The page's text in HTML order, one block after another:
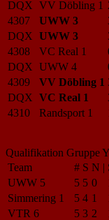
DQX VV Döbling 1
4307
UWW 3
DQX UWW 3
4308
VC Real 1
DQX UWW 4
4309
VV Döbling 1
DQX VC Real 1
4310
Randsport 1
Qualifikation Gruppe
Team
# S N |
UWW 5
5 5 0
Simmering 1
5 4 1
VTR 6
5 3 2